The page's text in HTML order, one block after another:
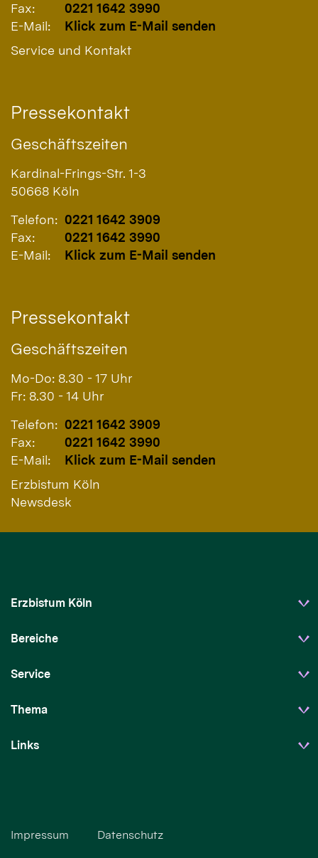
Fax:
0221 1642 3990
E-Mail:
Klick zum E-Mail senden
Service und Kontakt
Pressekontakt
Geschäftszeiten
Kardinal-Frings-Str. 1-3
50668 Köln
Telefon: 0221 1642 3909
Fax:
0221 1642 3990
E-Mail:
Klick zum E-Mail senden
Pressekontakt
Geschäftszeiten
Mo-Do: 8.30 - 17 Uhr
Fr: 8.30 - 14 Uhr
Telefon: 0221 1642 3909
Fax:
0221 1642 3990
E-Mail:
Klick zum E-Mail senden
Erzbistum Köln
Newsdesk
Erzbistum Köln
Bereiche
Service
Thema
Links
Impressum Datenschutz